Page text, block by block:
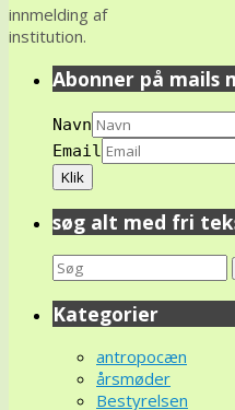
innmelding af
institution.
Abonner på mails
Navn
Email
søg alt med fri
Search
for:
Kategorier
antropocæn
årsmøder
Bestyrelsen